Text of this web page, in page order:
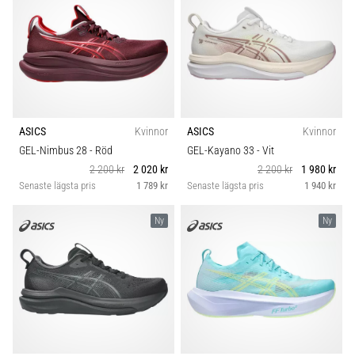
ASICS
Kvinnor
GEL-Nimbus 28 - Röd
2 200 kr
2 020 kr
Senaste lägsta pris 1 789 kr
ASICS
Kvinnor
GEL-Kayano 33 - Vit
2 200 kr
1 980 kr
Senaste lägsta pris 1 940 kr
Ny Ny